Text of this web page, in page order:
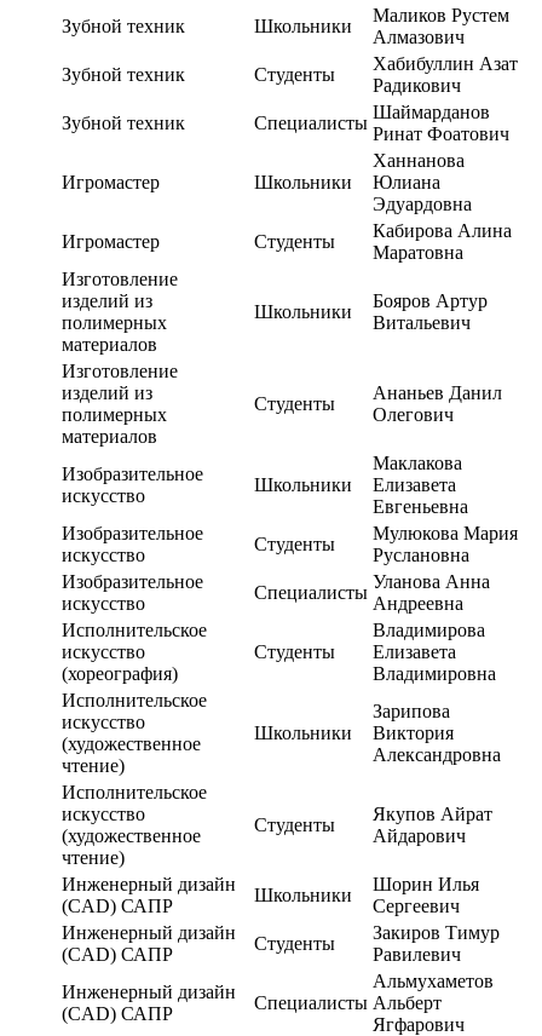
Зубной техник
Школьники
Маликов Рустем
Алмазович
Зубной техник
Студенты
Хабибуллин Азат
Радикович
Зубной техник
Специалисты
Шаймарданов
Ринат Фоатович
Игромастер Школьники
Ханнанова
Юлиана
Эдуардовна
Игромастер
Студенты
Кабирова Алина
Маратовна
Изготовление
изделий из
полимерных
материалов
Школьники
Бояров Артур
Витальевич
Изготовление
изделий из
полимерных
материалов
Студенты
Ананьев Данил
Олегович
Изобразительное
искусство
Школьники
Маклакова
Елизавета
Евгеньевна
Изобразительное
искусство
Студенты
Мулюкова Мария
Руслановна
Изобразительное
искусство
Специалисты
Уланова Анна
Андреевна
Исполнительское
искусство
(хореография)
Студенты
Владимирова
Елизавета
Владимировна
Исполнительское
искусство
(художественное
чтение)
Школьники
Зарипова
Виктория
Александровна
Исполнительское
искусство
(художественное
чтение)
Студенты
Якупов Айрат
Айдарович
Инженерный дизайн
(CAD) САПР
Школьники
Шорин Илья
Сергеевич
Инженерный дизайн
(CAD) САПР
Студенты
Закиров Тимур
Равилевич
Инженерный дизайн
(CAD) САПР
Специалисты
Альмухаметов
Альберт
Ягфарович